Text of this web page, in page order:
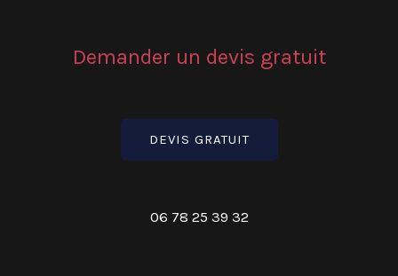
Demander un devis gratuit
DEVIS GRATUIT
06 78 25 39 32